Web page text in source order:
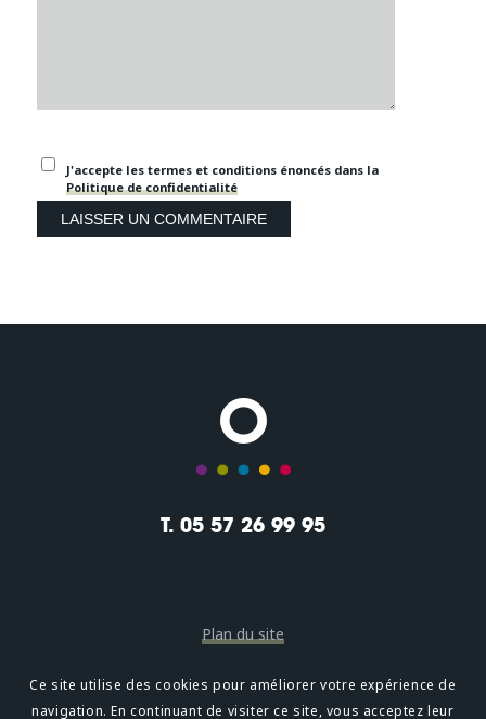
J'accepte les termes et conditions énoncés dans la
Politique de confidentialité
T. 05 57 26 99 95
Plan du site
Mentions légales
Ce site utilise des cookies pour améliorer votre expérience de
navigation. En continuant de visiter ce site, vous acceptez leur